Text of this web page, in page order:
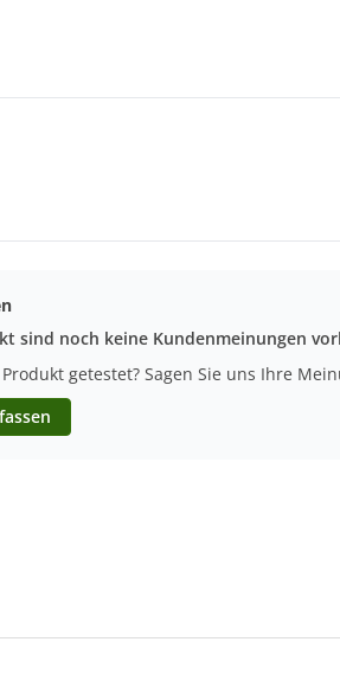
sind noch keine Kundenmeinungen
getestet? Sagen Sie uns Ihre